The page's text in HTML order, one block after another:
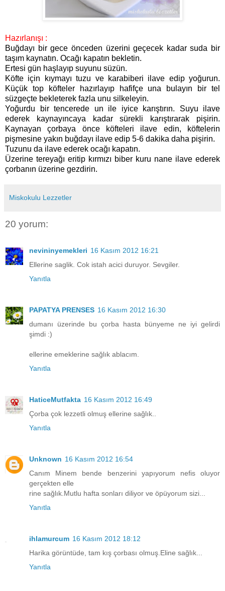
Hazırlanışı :
Buğdayı bir gece önceden üzerini geçecek kadar suda bir
taşım kaynatın. Ocağı kapatın bekletin.
Ertesi gün haşlayıp suyunu süzün.
Köfte için kıymayı tuzu ve karabiberi ilave edip yoğurun.
Küçük top köfteler hazırlayıp hafifçe una bulayın bir tel
süzgeçte bekleterek fazla unu silkeleyin.
Yoğurdu bir tencerede un ile iyice karıştırın. Suyu ilave
ederek kaynayıncaya kadar sürekli karıştırarak pişirin.
Kaynayan çorbaya önce köfteleri ilave edin, köftelerin
pişmesine yakın buğdayı ilave edip 5-6 dakika daha pişirin.
Tuzunu da ilave ederek ocağı kapatın.
Üzerine tereyağı eritip kırmızı biber kuru nane ilave ederek
çorbanın üzerine gezdirin.
Miskokulu Lezzetler
20 yorum:
nevininyemekleri 16 Kasım 2012 16:21
Ellerine saglik. Cok istah acici duruyor. Sevgiler.
Yanıtla
PAPATYA PRENSES 16 Kasım 2012 16:30
dumanı üzerinde bu çorba hasta bünyeme ne iyi gelirdi
şimdi :)
ellerine emeklerine sağlık ablacım.
Yanıtla
HaticeMutfakta 16 Kasım 2012 16:49
Çorba çok lezzetli olmuş ellerine sağlık..
Yanıtla
Unknown 16 Kasım 2012 16:54
Canım Minem bende benzerini yapıyorum nefis oluyor
gerçekten elle
rine sağlık.Mutlu hafta sonları diliyor ve öpüyorum sizi...
Yanıtla
ihlamurcum 16 Kasım 2012 18:12
Harika görüntüde, tam kış çorbası olmuş.Eline sağlık...
Yanıtla